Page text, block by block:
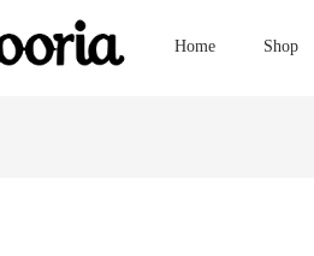
Home Shop